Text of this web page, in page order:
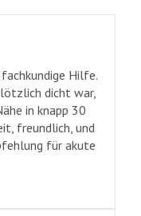
Hilfe.
dicht war,
in knapp 30
freundlich, und
für akute